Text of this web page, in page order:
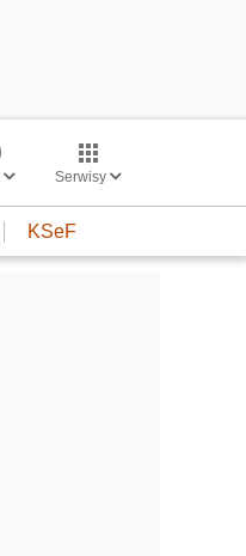
Serwisy
KSeF